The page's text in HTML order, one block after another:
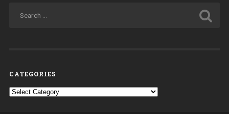
CATEGORIES
Categories